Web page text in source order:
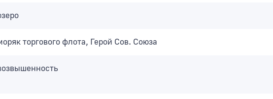
торгового флота, Герой Сов. Союза